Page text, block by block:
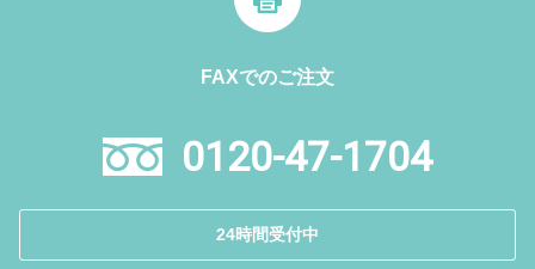
FAXでのご注文
0120-47-1704
24時間受付中